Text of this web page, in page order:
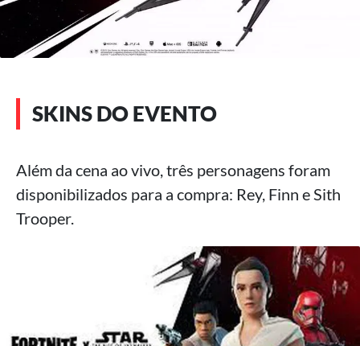
SKINS DO EVENTO
Além da cena ao vivo, três personagens foram
disponibilizados para a compra: Rey, Finn e Sith
Trooper.